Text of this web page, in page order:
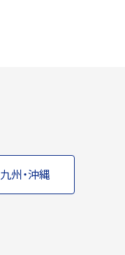
九州・沖縄